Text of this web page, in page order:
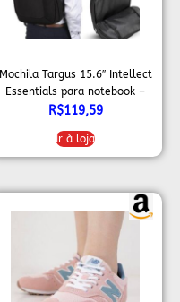
Mochila Targus 15.6″ Intellect
Essentials para notebook –
TSB966GL, Preto
R$119,59
Ir à loja